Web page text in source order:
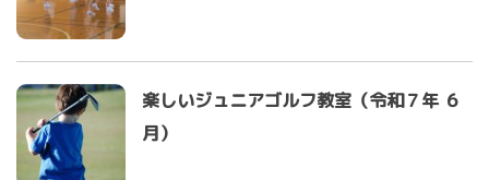
楽しいジュニアゴルフ教室（令和７年 ６
月）